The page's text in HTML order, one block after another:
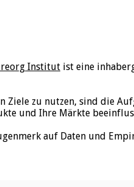
Institut ist eine
Ziele zu nutzen, sind die
und Ihre Märkte
auf Daten und